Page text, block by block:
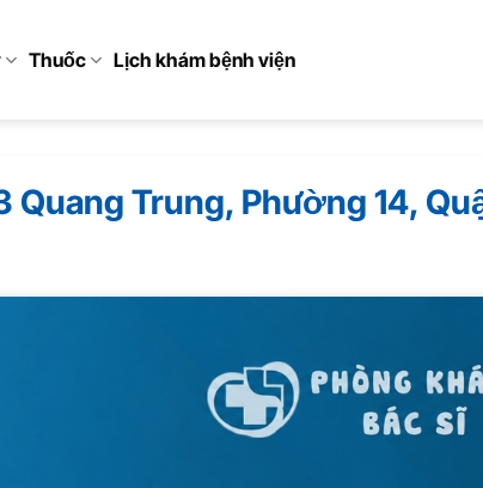
Thuốc Lịch khám bệnh viện
Quang Trung, Phường 14,